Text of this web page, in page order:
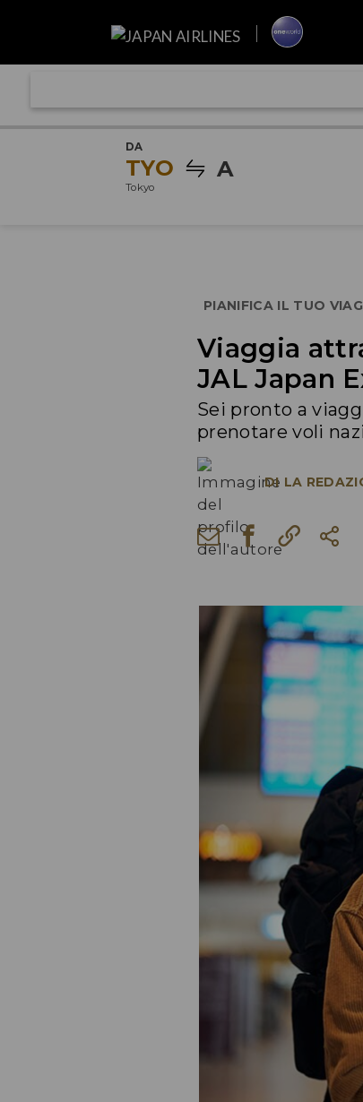
DA
TYO
Tokyo
A
PIANIFICA IL TUO
Viaggia
JAL Japan
Sei pronto a
prenotare voli
DI LA